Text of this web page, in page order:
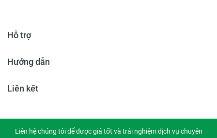
Hỗ trợ
Hướng dẫn
Liên kết
Liên hệ chúng tôi để được giá tốt và trải nghiệm dịch vụ chuyên